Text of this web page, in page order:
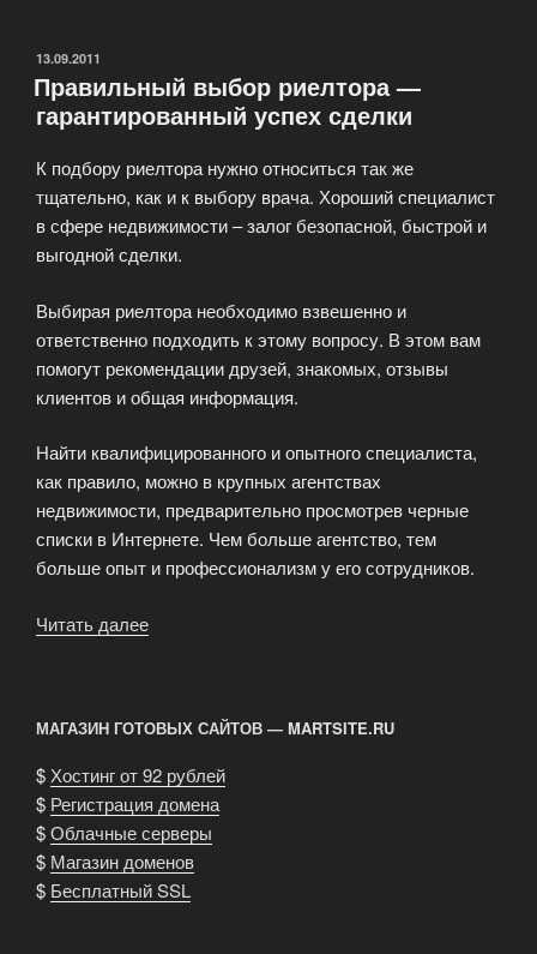
ОПУБЛИКОВАНО
13.09.2011
Правильный выбор риелтора —
гарантированный успех сделки
К подбору риелтора нужно относиться так же
тщательно, как и к выбору врача. Хороший специалист
в сфере недвижимости – залог безопасной, быстрой и
выгодной сделки.
Выбирая риелтора необходимо взвешенно и
ответственно подходить к этому вопросу. В этом вам
помогут рекомендации друзей, знакомых, отзывы
клиентов и общая информация.
Найти квалифицированного и опытного специалиста,
как правило, можно в крупных агентствах
недвижимости, предварительно просмотрев черные
списки в Интернете. Чем больше агентство, тем
больше опыт и профессионализм у его сотрудников.
Читать далее
гарантированный
успех
сделки»
МАГАЗИН ГОТОВЫХ САЙТОВ — MARTSITE.RU
$ Хостинг от 92 рублей
$ Регистрация домена
$Облачные серверы
$ Магазин доменов
$ Бесплатный SSL